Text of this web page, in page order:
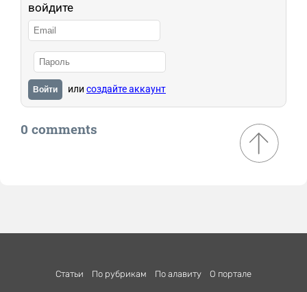
войдите
Войти или создайте аккаунт
0 comments
Статьи По рубрикам По алавиту О портале